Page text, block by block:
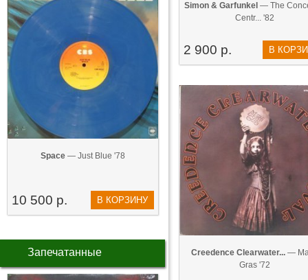
Space — Just Blue '78
10 500 р. В КОРЗИНУ
Запечатанные
Simon & Garfunkel — The
Centr... '82
2 900 р. В
Creedence Clearwater...—
Gras '72